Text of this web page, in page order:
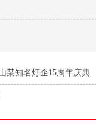
山某知名灯企15周年庆典